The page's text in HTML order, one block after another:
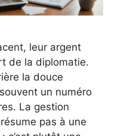
leur argent
de la diplomatie.
la douce
un numéro
La gestion
pas à une